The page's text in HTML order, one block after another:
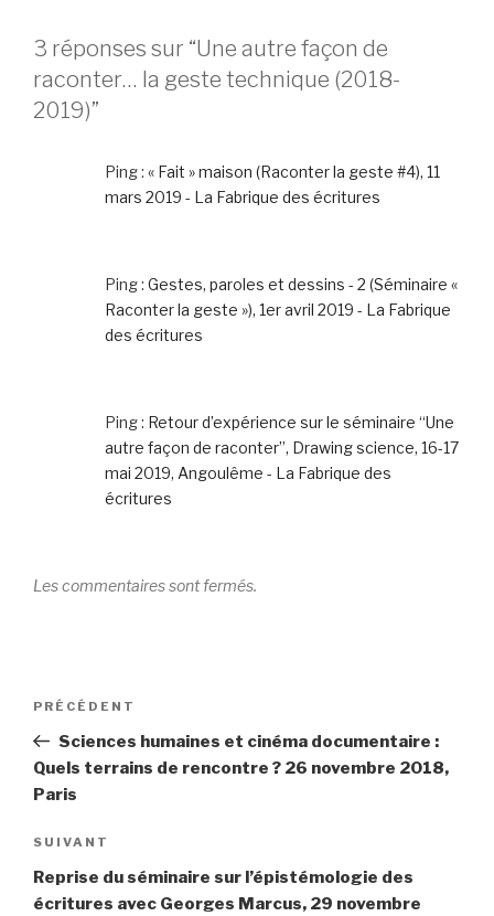
3 réponses sur “Une autre façon de
raconter… la geste technique (2018-
2019)”
Ping : « Fait » maison (Raconter la geste #4), 11
mars 2019 - La Fabrique des écritures
Ping : Gestes, paroles et dessins - 2 (Séminaire «
Raconter la geste »), 1er avril 2019 - La Fabrique
des écritures
Ping : Retour d’expérience sur le séminaire “Une
autre façon de raconter”, Drawing science, 16-17
mai 2019, Angoulême - La Fabrique des
écritures
Les commentaires sont fermés.
Navigation
l’article
Article
précédent
PRÉCÉDENT
Sciences humaines et cinéma documentaire :
Quels terrains de rencontre ? 26 novembre 2018,
Paris
Article
suivant
SUIVANT
Reprise du séminaire sur l’épistémologie des
écritures avec Georges Marcus, 29 novembre